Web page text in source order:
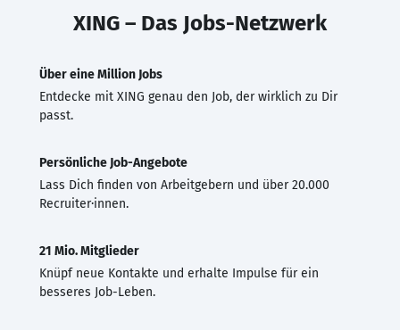
XING – Das Jobs-Netzwerk
Über eine Million Jobs
Entdecke mit XING genau den Job, der wirklich zu Dir
passt.
Persönliche Job-Angebote
Lass Dich finden von Arbeitgebern und über 20.000
Recruiter·innen.
21 Mio. Mitglieder
Knüpf neue Kontakte und erhalte Impulse für ein
besseres Job-Leben.